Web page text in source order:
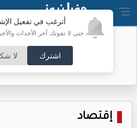
أترغب في تفعيل
حتى لا تفوتك آخر الأحداث
اشترك لا
إقتصاد